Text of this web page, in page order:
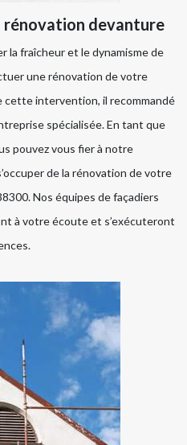
rénovation devanture
la fraîcheur et le dynamisme de
une rénovation de votre
cette intervention, il recommandé
spécialisée. En tant que
pouvez vous fier à notre
de la rénovation de votre
Nos équipes de façadiers
à votre écoute et s’exécuteront